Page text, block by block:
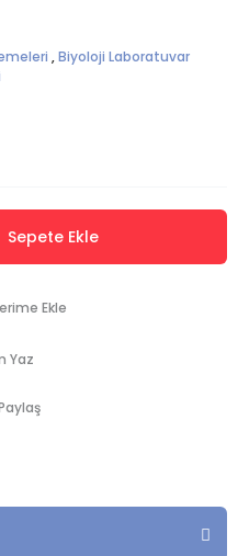
,Biyoloji Laboratuvar
Sepete Ekle
Yaz